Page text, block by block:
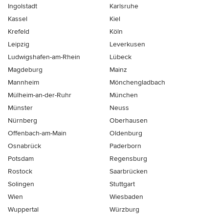
Ingolstadt
Karlsruhe
Kassel
Kiel
Krefeld
Köln
Leipzig
Leverkusen
Ludwigshafen-am-Rhein
Lübeck
Magdeburg
Mainz
Mannheim
Mönchen­gladbach
Mülheim-an-der-Ruhr
München
Münster
Neuss
Nürnberg
Oberhausen
Offenbach-am-Main
Oldenburg
Osnabrück
Paderborn
Potsdam
Regensburg
Rostock
Saarbrücken
Solingen
Stuttgart
Wien
Wiesbaden
Wuppertal
Würzburg